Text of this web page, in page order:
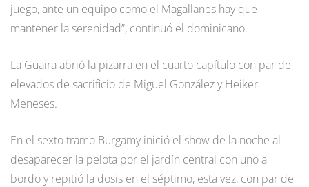
juego, ante un equipo como el Magallanes hay que
mantener la serenidad”, continuó el dominicano.
La Guaira abrió la pizarra en el cuarto capítulo con par de
elevados de sacrificio de Miguel González y Heiker
Meneses.
En el sexto tramo Burgamy inició el show de la noche al
desaparecer la pelota por el jardín central con uno a
bordo y repitió la dosis en el séptimo, esta vez, con par de